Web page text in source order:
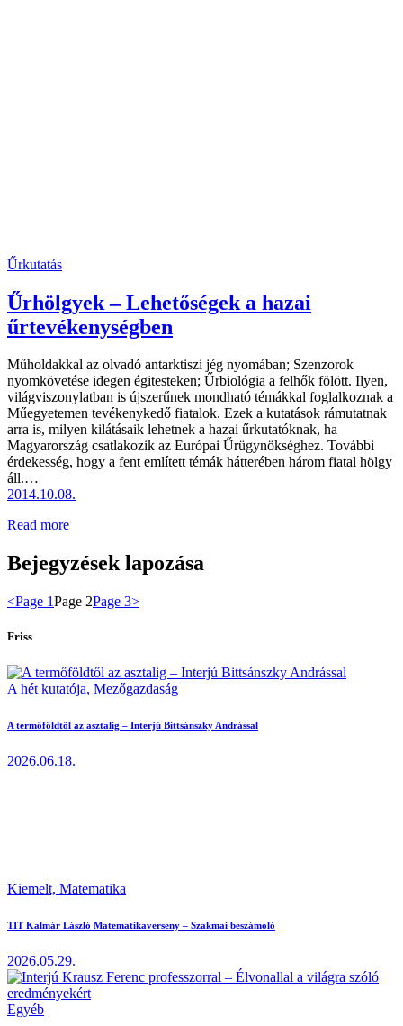
Űrkutatás
Űrhölgyek – Lehetőségek a hazai
űrtevékenységben
Műholdakkal az olvadó antarktiszi jég nyomában; Szenzorok
nyomkövetése idegen égitesteken; Űrbiológia a felhők fölött. Ilyen,
világviszonylatban is újszerűnek mondható témákkal foglalkoznak a
Műegyetemen tevékenykedő fiatalok. Ezek a kutatások rámutatnak
arra is, milyen kilátásaik lehetnek a hazai űrkutatóknak, ha
Magyarország csatlakozik az Európai Űrügynökséghez. További
érdekesség, hogy a fent említett témák hátterében három fiatal hölgy
áll.…
2014.10.08.
Read more
Bejegyzések lapozása
<Page 1Page 2Page 3>
Friss
A hét kutatója, Mezőgazdaság
A termőföldtől az asztalig – Interjú Bittsánszky Andrással
2026.06.18.
Kiemelt, Matematika
TIT Kalmár László Matematikaverseny – Szakmai beszámoló
2026.05.29.
Egyéb